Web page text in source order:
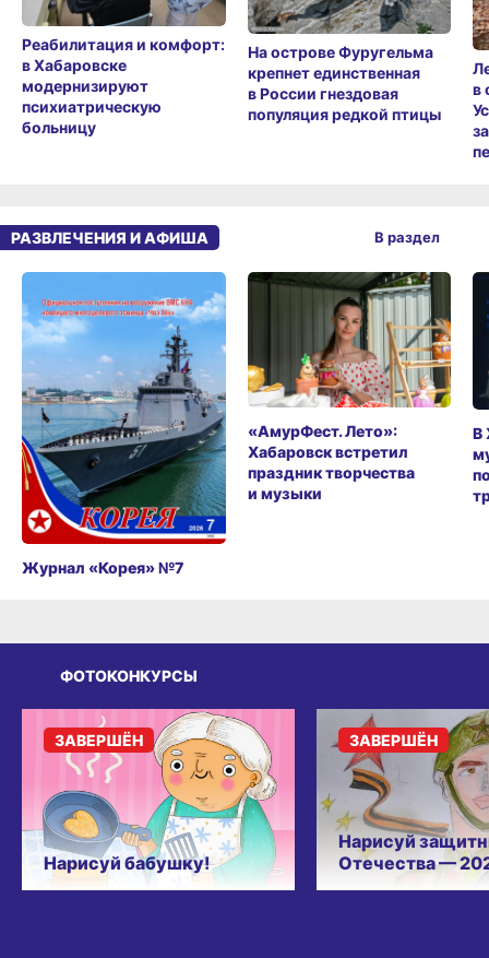
Реабилитация и комфорт:
в Хабаровске
модернизируют
психиатрическую
больницу
На острове Фуругельма
крепнет единственная
в России гнездовая
популяция редкой птицы
в
РАЗВЛЕЧЕНИЯ И АФИША
Журнал «Корея» №7
«АмурФест. Лето»:
Хабаровск встретил
праздник творчества
и музыки
В
В раздел
ФОТОКОНКУРСЫ
Нарисуй бабушку!
ЗАВЕРШЁН
Нарисуй
Отечества —
ЗАВЕРШЁН